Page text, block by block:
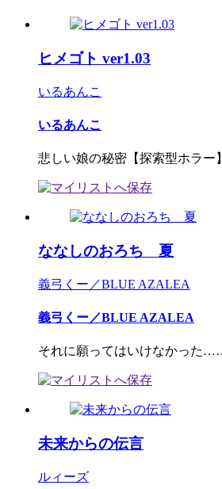
ヒメゴト ver1.03
いるあんこ
いるあんこ
悲しい娘の秘密【探索型ホラー】
ななしのおろち 夏
義弓くー／BLUE AZALEA
義弓くー／BLUE AZALEA
それに願ってはいけなかった
未来からの伝言
ルィーズ